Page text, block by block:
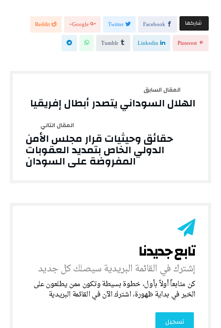
‫‫ شاركها‬ Facebook
Twitter
Google+
Reddit
Pinterest
Linkedin
Tumblr
الهلال السوداني يتصدر أبطال إفريقيا
حقائق وحيثيات قرار مجلس الأمن
الدولي الخاص بتمديد العقوبات
المفروضة على السودان
‎كن متابعاً أولاً بأول، خطوة بسيطة وتكون ممن يطلعون على
الخبر في بداية ظهورة، اشترك الآن في القائمة البريدية